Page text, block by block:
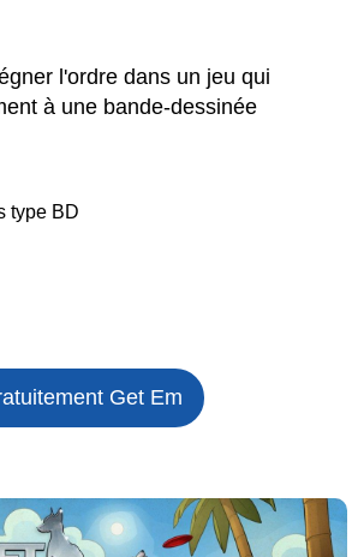
l'ordre dans un jeu qui
à une bande-dessinée
type BD
Get Em